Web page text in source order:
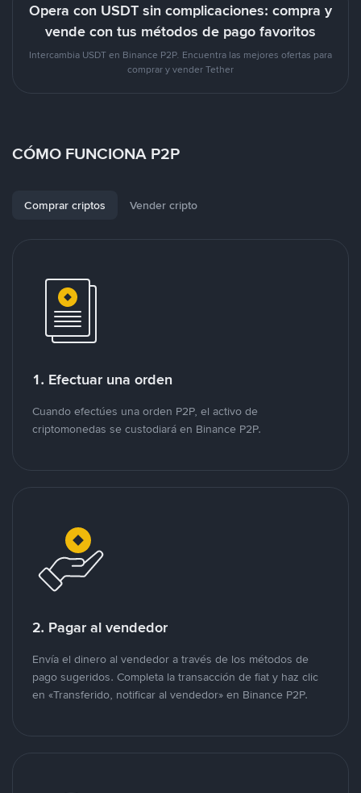
Opera con USDT sin complicaciones: compra y
vende con tus métodos de pago favoritos
Intercambia USDT en Binance P2P. Encuentra las mejores ofertas para
comprar y vender Tether
CÓMO FUNCIONA P2P
Comprar criptos Vender cripto
1. Efectuar una orden
Cuando efectúes una orden P2P, el activo de
criptomonedas se custodiará en Binance P2P.
2. Pagar al vendedor
Envía el dinero al vendedor a través de los métodos de
pago sugeridos. Completa la transacción de fiat y haz clic
en «Transferido, notificar al vendedor» en Binance P2P.